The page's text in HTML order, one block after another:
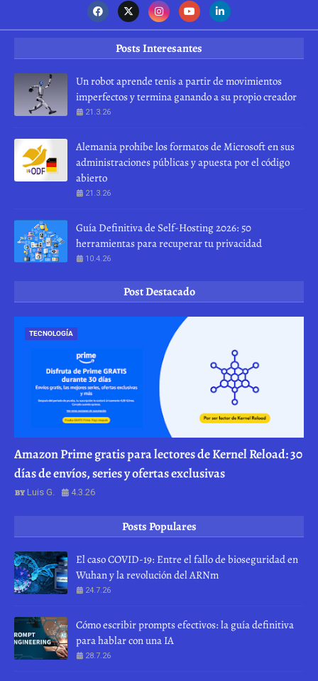
Posts Interesantes
Un robot aprende tenis a partir de movimientos
imperfectos y termina ganando a su propio creador
21.3.26
Alemania prohíbe los formatos de Microsoft en sus
administraciones públicas y apuesta por el código
abierto
21.3.26
Guía Definitiva de Self-Hosting 2026: 50
herramientas para recuperar tu privacidad
10.4.26
Post Destacado
TECNOLOGÍA
Amazon Prime gratis para lectores de Kernel Reload: 30
días de envíos, series y ofertas exclusivas
Luis G. 4.3.26
Posts Populares
El caso COVID-19: Entre el fallo de bioseguridad en
Wuhan y la revolución del ARNm
24.7.26
Cómo escribir prompts efectivos: la guía definitiva
para hablar con una IA
28.7.26